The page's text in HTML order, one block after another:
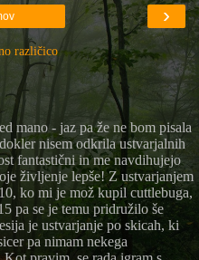
›
različico
mano - jaz pa že ne bom pisala
nisem odkrila ustvarjalnih
fantastični in me navdihujejo
življenje lepše! Z ustvarjanjem
ko mi je mož kupil cuttlebuga,
pa se je temu pridružilo še
je ustvarjanje po skicah, ki
pa nimam nekega